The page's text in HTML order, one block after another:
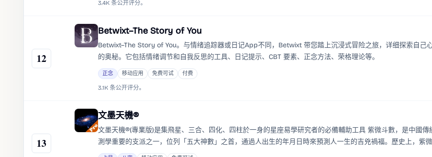
3.4K 条公开评分。
12
Betwixt–The Story of You
Betwixt–The Story of You。与情绪追踪器或日记App不同，Betwixt 带您踏上沉浸式冒险之旅，详细探索自己
的奥秘。它包括情绪调节和自我反思的工具、日记提示、CBT 要素、正念方法、荣格理论等。
正念 移动应用 免费可试 付费
3.1K 条公开评分。
13
文墨天機®
文墨天機®(專業版)是集飛星、三合、四化、四柱於一身的星座易學研究者的必備輔助工具 紫微斗數，是中國傳
測學重要的支派之一，位列「五大神數」之首，通過人出生的年月日時來預測人一生的吉兇禍福。歷史上，紫微
在民間的流傳並不十分廣泛，一方面是因為古代的紫微斗數預測術是皇家禦用；另一方面，排盤的復雜性也極大